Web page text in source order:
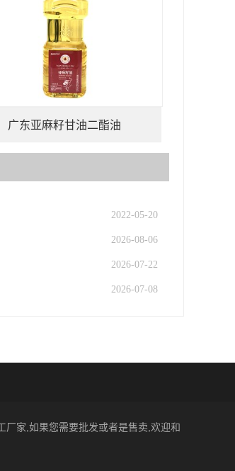
广东亚麻籽甘油二酯油
2022-05-20
2026-08-06
2026-07-22
2026-07-08
家,如果您需要批发或者是售卖,欢迎和